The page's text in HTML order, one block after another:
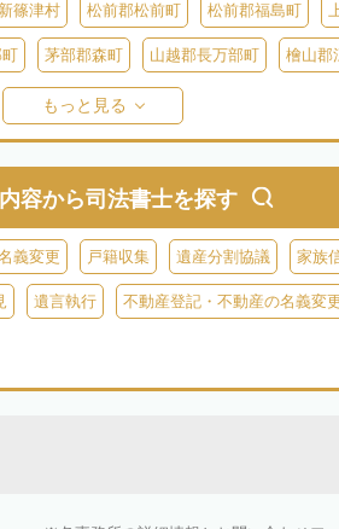
篠津村 松前郡松前町 松前郡福島町
茅部郡森町 山越郡長万部町 檜山郡
奥尻郡奥尻町
磯谷郡蘭越町 虻田郡ニセコ町 虻田
町 虻田郡京極町 虻田郡豊浦町
古宇郡泊村 古宇郡神恵内村 古平郡古
空知郡南幌町 空知郡奈井江町 空知
南富良野町 夕張郡由仁町 夕張郡長沼町
もっと見る
容から司法書士を探す
義変更 戸籍収集 遺産分割協議 家族
遺言執行 不動産登記・不動産の名義変